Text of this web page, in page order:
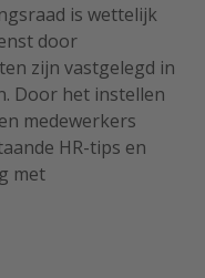
is wettelijk
door
zijn vastgelegd in
Door het instellen
medewerkers
HR-tips en
met